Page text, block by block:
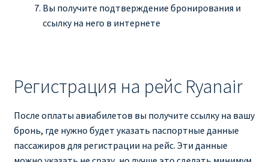
Вы получите подтверждение бронирования и
ссылку на него в интернете
Регистрация на рейс Ryanair
После оплаты авиабилетов вы получите ссылку на вашу
бронь, где нужно будет указать паспортные данные
пассажиров для регистрации на рейс. Эти данные